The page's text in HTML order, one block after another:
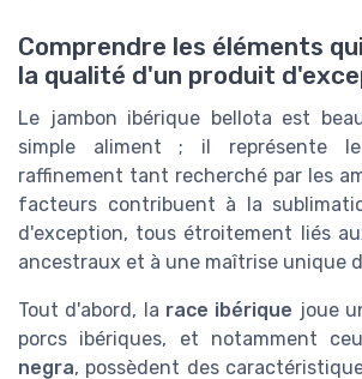
Comprendre les éléments
la qualité d'un produit
Le jambon ibérique bellota est
simple aliment ; il représente
raffinement tant recherché par les
facteurs contribuent à la
d'exception, tous étroitement liés
ancestraux et à une maîtrise unique
Tout d'abord, la race ibérique joue
porcs ibériques, et notamment
negra, possèdent des